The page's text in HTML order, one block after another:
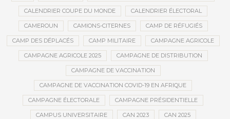
CALENDRIER COUPE DU MONDE CALENDRIER ÉLECTORAL
CAMEROUN CAMIONS-CITERNES CAMP DE RÉFUGIÉS
CAMP DES DÉPLACÉS CAMP MILITAIRE CAMPAGNE AGRICOLE
CAMPAGNE AGRICOLE 2025 CAMPAGNE DE DISTRIBUTION
CAMPAGNE DE VACCINATION
CAMPAGNE DE VACCINATION COVID-19 EN AFRIQUE
CAMPAGNE ÉLECTORALE CAMPAGNE PRÉSIDENTIELLE
CAMPUS UNIVERSITAIRE CAN 2023 CAN 2025